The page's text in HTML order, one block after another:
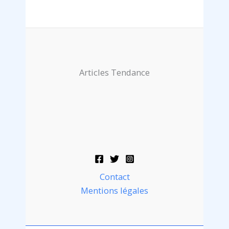
Articles Tendance
Contact
Mentions légales